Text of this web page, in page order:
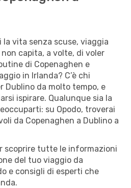
la vita senza scuse, viaggia
capita, a volte, di voler
di Copenaghen e
in Irlanda? C’è chi
Dublino da molto tempo, e
ispirare. Qualunque sia la
su Opodo, troverai
da Copenaghen a Dublino a
scoprire tutte le informazioni
del tuo viaggio da
e consigli di esperti che